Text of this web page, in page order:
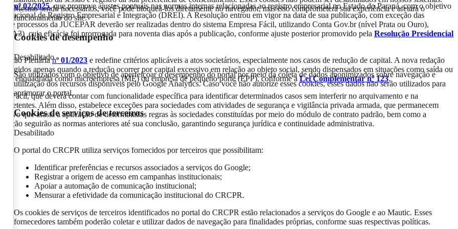
nº 02/2025,que promove ajustes pontuais nas normas internas relacionadas ao registro empresarial no Estado do Paraná, com o objetivo
Nacional de Registro Empresarial e Integração (DREI). A Resolução entrou em vigor na data de sua publicação, com exceção das
de processos da JUCEPAR deverão ser realizadas dentro do sistema Empresa Fácil, utilizando Conta Gov.br (nível Prata ou Ouro),
cuja eficácia foi prorrogada para noventa dias após a publicação, conforme ajuste posterior promovido pela Resolução Presidencial
Plenárianº 01/2023 e redefine critérios aplicáveis a atos societários, especialmente nos casos de redução de capital. A nova redação
apenas quando a redução ocorrer por capital excessivo em relação ao objeto social, sendo dispensados em situações como saída ou
enquadrada como microempresa (ME) ou empresa de pequeno porte (EPP), conforme a Lei Complementar nº 123.
Fácil, que deverá contar com funcionalidade específica para identificar determinados casos sem interferir no arquivamento e na
Além disso, estabelece exceções para sociedades com atividades de segurança e vigilância privada armada, que permanecem
que afasta a aplicação de determinadas regras às sociedades constituídas por meio do módulo de contrato padrão, bem como a
seguirão as normas anteriores até sua conclusão, garantindo segurança jurídica e continuidade administrativa.
Mesmo sendo necessários, você pode bloqueá-los diretamente no navegador, mas isso comprometerá sua experiência e afetará o
funcionamento do site.
Cookies de desempenho
Desabilitado
São utilizados com o objetivo de aperfeiçoar o desempenho do portal por meio da coleta de dados anonimizados sobre navegação e
utilização dos recursos disponíveis pelo Google Analytics. Caso você não autorize esses cookies, esses dados não serão utilizados para
aprimorar o portal.
Cookies de serviços de terceiros
Desabilitado
O portal do CRCPR utiliza serviços fornecidos por terceiros que possibilitam:
Identificar preferências e recursos associados a serviços do Google;
Registrar a origem de acesso em campanhas institucionais;
Apoiar a automação de comunicação institucional;
Mensurar a efetividade da comunicação institucional do CRCPR.
Os cookies de serviços de terceiros identificados no portal do CRCPR estão relacionados a serviços do Google e ao Mautic. Esses
fornecedores também poderão coletar e utilizar dados de navegação para finalidades próprias, conforme suas respectivas políticas.